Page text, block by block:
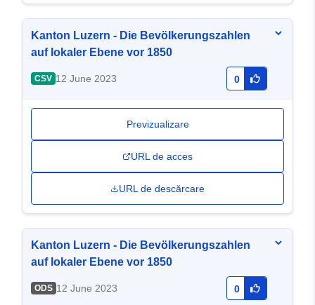
Kanton Luzern - Die Bevölkerungszahlen
auf lokaler Ebene vor 1850
CSV 12 June 2023 0
Previzualizare
URL de acces
URL de descărcare
Kanton Luzern - Die Bevölkerungszahlen
auf lokaler Ebene vor 1850
ODS 12 June 2023 0